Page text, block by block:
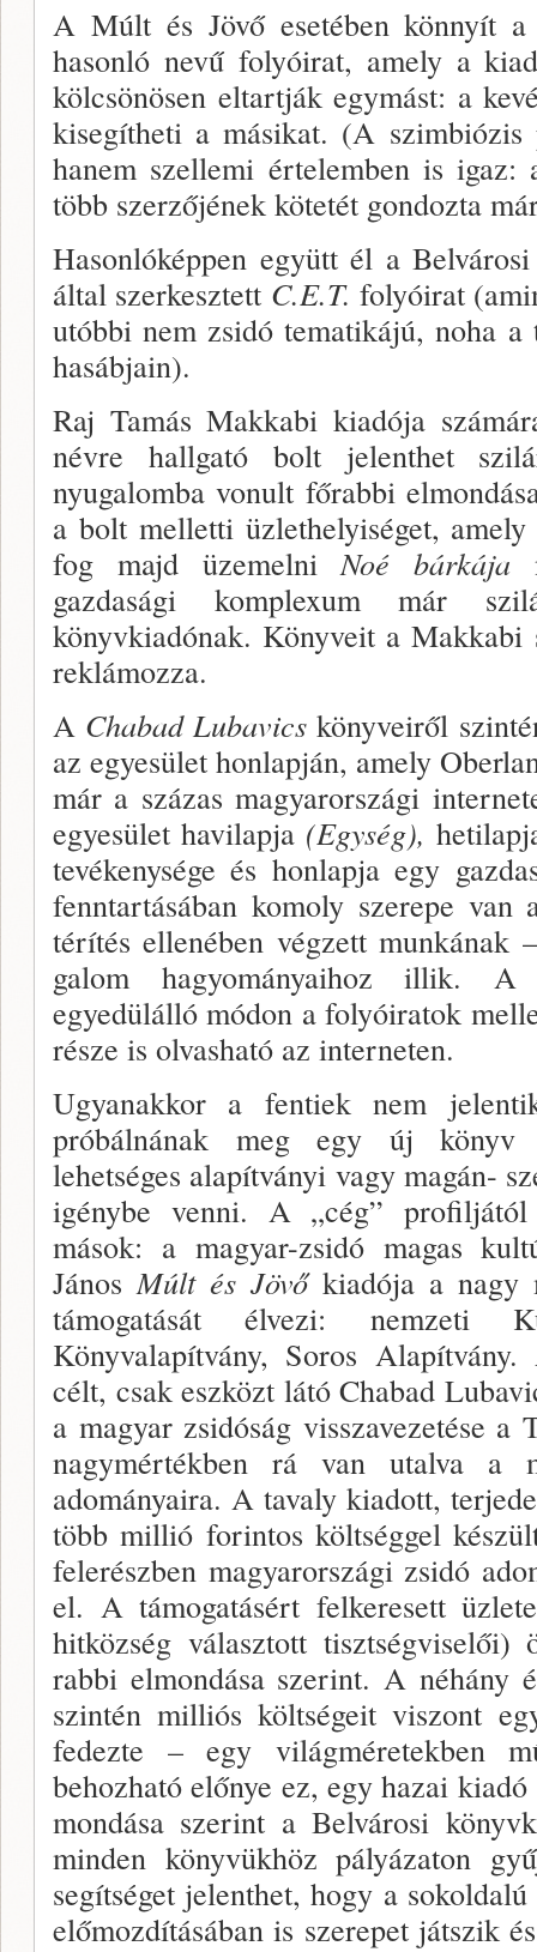
A Múlt és Jövő esetében könnyít
hasonló ne­vű folyóirat, amely a
kölcsönösen eltartják egy­mást: a
kisegítheti a másikat. (A szimbiózis
hanem szel­lemi értelemben is
több szerzőjének kötetét gondozta
Hasonlóképpen együtt él a
által szer­kesztett C.E.T. folyóirat
utóbbi nem zsidó tematikájú, noha
hasábjain).
Raj Tamás Makkabi kiadója
névre hallgató bolt jelenthet
nyugalomba vonult főrabbi
a bolt melletti üzlethelyiséget,
fog majd üze­melni Noé bárkája
gazdasági komplexum már
könyvkiadónak. Könyveit a Makkabi
reklámozza.
A Chabad Lubavics könyveiről
az egye­sület honlapján, amely
már a százas ma­gyarországi
egyesület havilapja (Egység),
te­vékenysége és honlapja egy
fenntartásában komoly szerepe van
térítés ellenében végzett
galom hagyományaihoz illik.
egyedülálló módon a folyóiratok
része is olvasható az interne­ten.
Ugyanakkor a fentiek nem
próbálnának meg egy új könyv
lehetséges alapítványi vagy magán-
igénybe venni. A „cég”
mások: a magyar-zsidó magas
János Múlt és Jövőkiadója a nagy
támogatását élvezi: nemzeti
Könyvalapítvány, Soros
célt, csak esz­közt látó Chabad
a magyar zsidóság visszavezetése a
nagymértékben rá van utalva a
adománya­ira. A tavaly kiadott,
több millió forintos költséggel
felerészben magyarországi zsi­dó
el. A támogatásért felkeresett
hitközség válasz­tott tisztségviselői)
rabbi elmondása szerint. A néhány
szintén milliós költségeit viszont
fedezte – egy világméretekben
behozható előnye ez, egy ha­zai
mondása szerint a Belvárosi
minden könyvükhöz pályázaton
segítséget jelenthet, hogy a
előmozdításában is szerepet játszik